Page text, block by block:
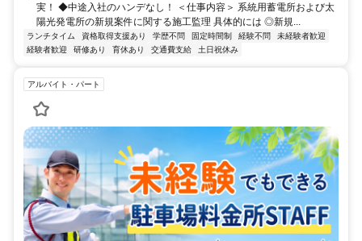
実！ ◆中途入社のハンデなし！ ＜仕事内容＞ 系統用蓄電所および太
陽光発電所の新規案件に関する施工監理 具体的には ◎新規...
ランチタイム 資格取得支援あり 学歴不問 固定時間制 経験不問
未経験者歓迎
経験者歓迎
研修あり 育休あり 交通費支給 土日祝休み
アルバイト・パート